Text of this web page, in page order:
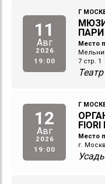
11
Авг
2026
19:00
Г
Место
7 стр. 1
12
Авг
2026
19:00
Г
Место
г.